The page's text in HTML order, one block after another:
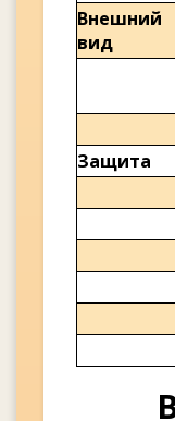
Внешний
вид
Защита